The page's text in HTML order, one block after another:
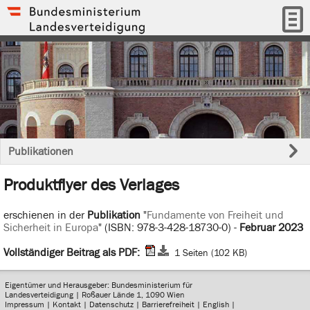
Publikationen
Produktflyer des Verlages
erschienen in der Publikation"Fundamente von Freiheit und
Sicherheit in Europa" (ISBN: 978-3-428-18730-0) - Februar 2023
Vollständiger Beitrag als PDF:
1 Seiten (102 KB)
Eigentümer und Herausgeber: Bundesministerium für
Landesverteidigung | Roßauer Lände 1, 1090 Wien
Impressum | Kontakt | Datenschutz | Barrierefreiheit | English |